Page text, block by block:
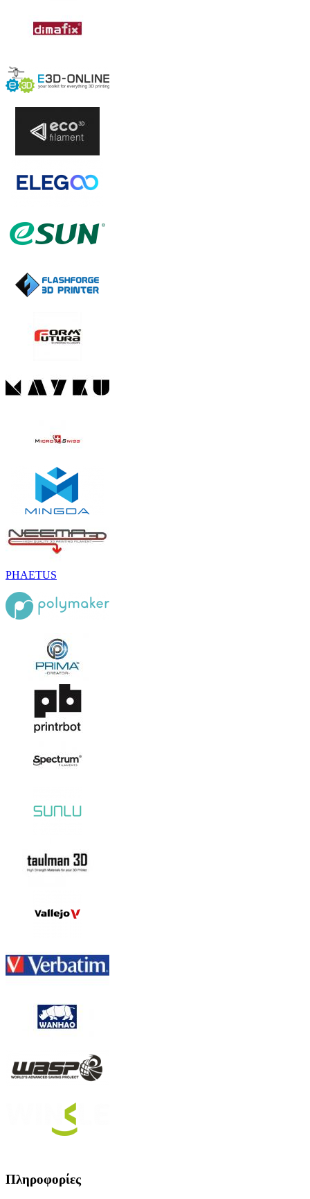
PHAETUS
Πληροφορίες